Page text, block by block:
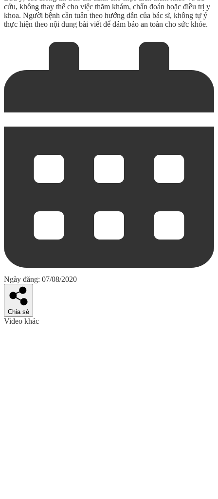
cứu, không thay thế cho việc thăm khám, chẩn đoán hoặc điều trị y
khoa. Người bệnh cần tuân theo hướng dẫn của bác sĩ, không tự ý
thực hiện theo nội dung bài viết để đảm bảo an toàn cho sức khỏe.
Ngày đăng: 07/08/2020
Chia sẻ
Video khác